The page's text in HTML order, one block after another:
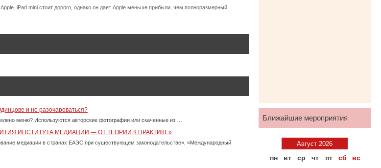
iPad mini стоит дорого, однако он дает Apple меньше прибыли, чем полноразмерный
и не разочароваться?
меню? Используются авторские фотографии или скаченные из …
ИНСТИТУТА МЕДИАЦИИ — ОТ ТЕОРИИ К ПРАКТИКЕ»
медиации в странах ЕАЭС при существующем законодательстве», «Международный
Ближайшие мероприятия
Август 2026
пн вт ср чт пт сб вс